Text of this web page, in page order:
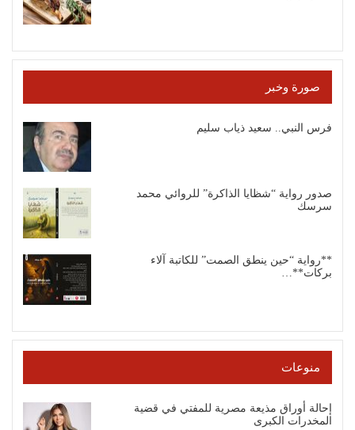
صورة وخبر
فرس النبي.. سعيد ذياب سليم
صدور رواية “شظايا الذاكرة” للروائي محمد
سرسك
**رواية “حين ينطق الصمت” للكاتبة آلاء
بركات**…
منوعات
إحالة أوراق مذيعة مصرية للمفتي في قضية
المخدرات الكبرى